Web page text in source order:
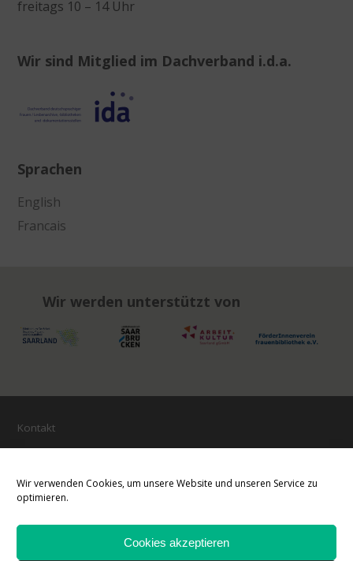
Wir verwenden Cookies, um unsere Website und unseren Service zu
optimieren.
Cookies akzeptieren
freitags 10 – 14 Uhr
Wir sind Mitglied im Dachverband i.d.a.
Sprachen
English
Francais
Wir werden unterstützt von
Kontakt
Impressum
Haftungsausschluss
Datenschutzerklärung